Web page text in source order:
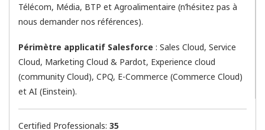
Télécom, Média, BTP et Agroalimentaire (n’hésitez pas à
nous demander nos références).
Périmètre applicatif Salesforce : Sales Cloud, Service
Cloud, Marketing Cloud & Pardot, Experience cloud
(community Cloud), CPQ, E-Commerce (Commerce Cloud)
et AI (Einstein).
Certified Professionals: 35